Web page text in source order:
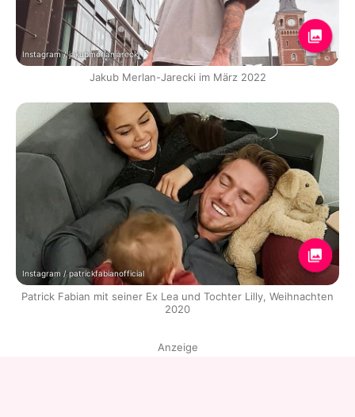
Instagram / jakubmerlanjarecki
Jakub Merlan-Jarecki im März 2022
Instagram / patrickfabianofficial
Patrick Fabian mit seiner Ex Lea und Tochter Lilly, Weihnachten
2020
Anzeige